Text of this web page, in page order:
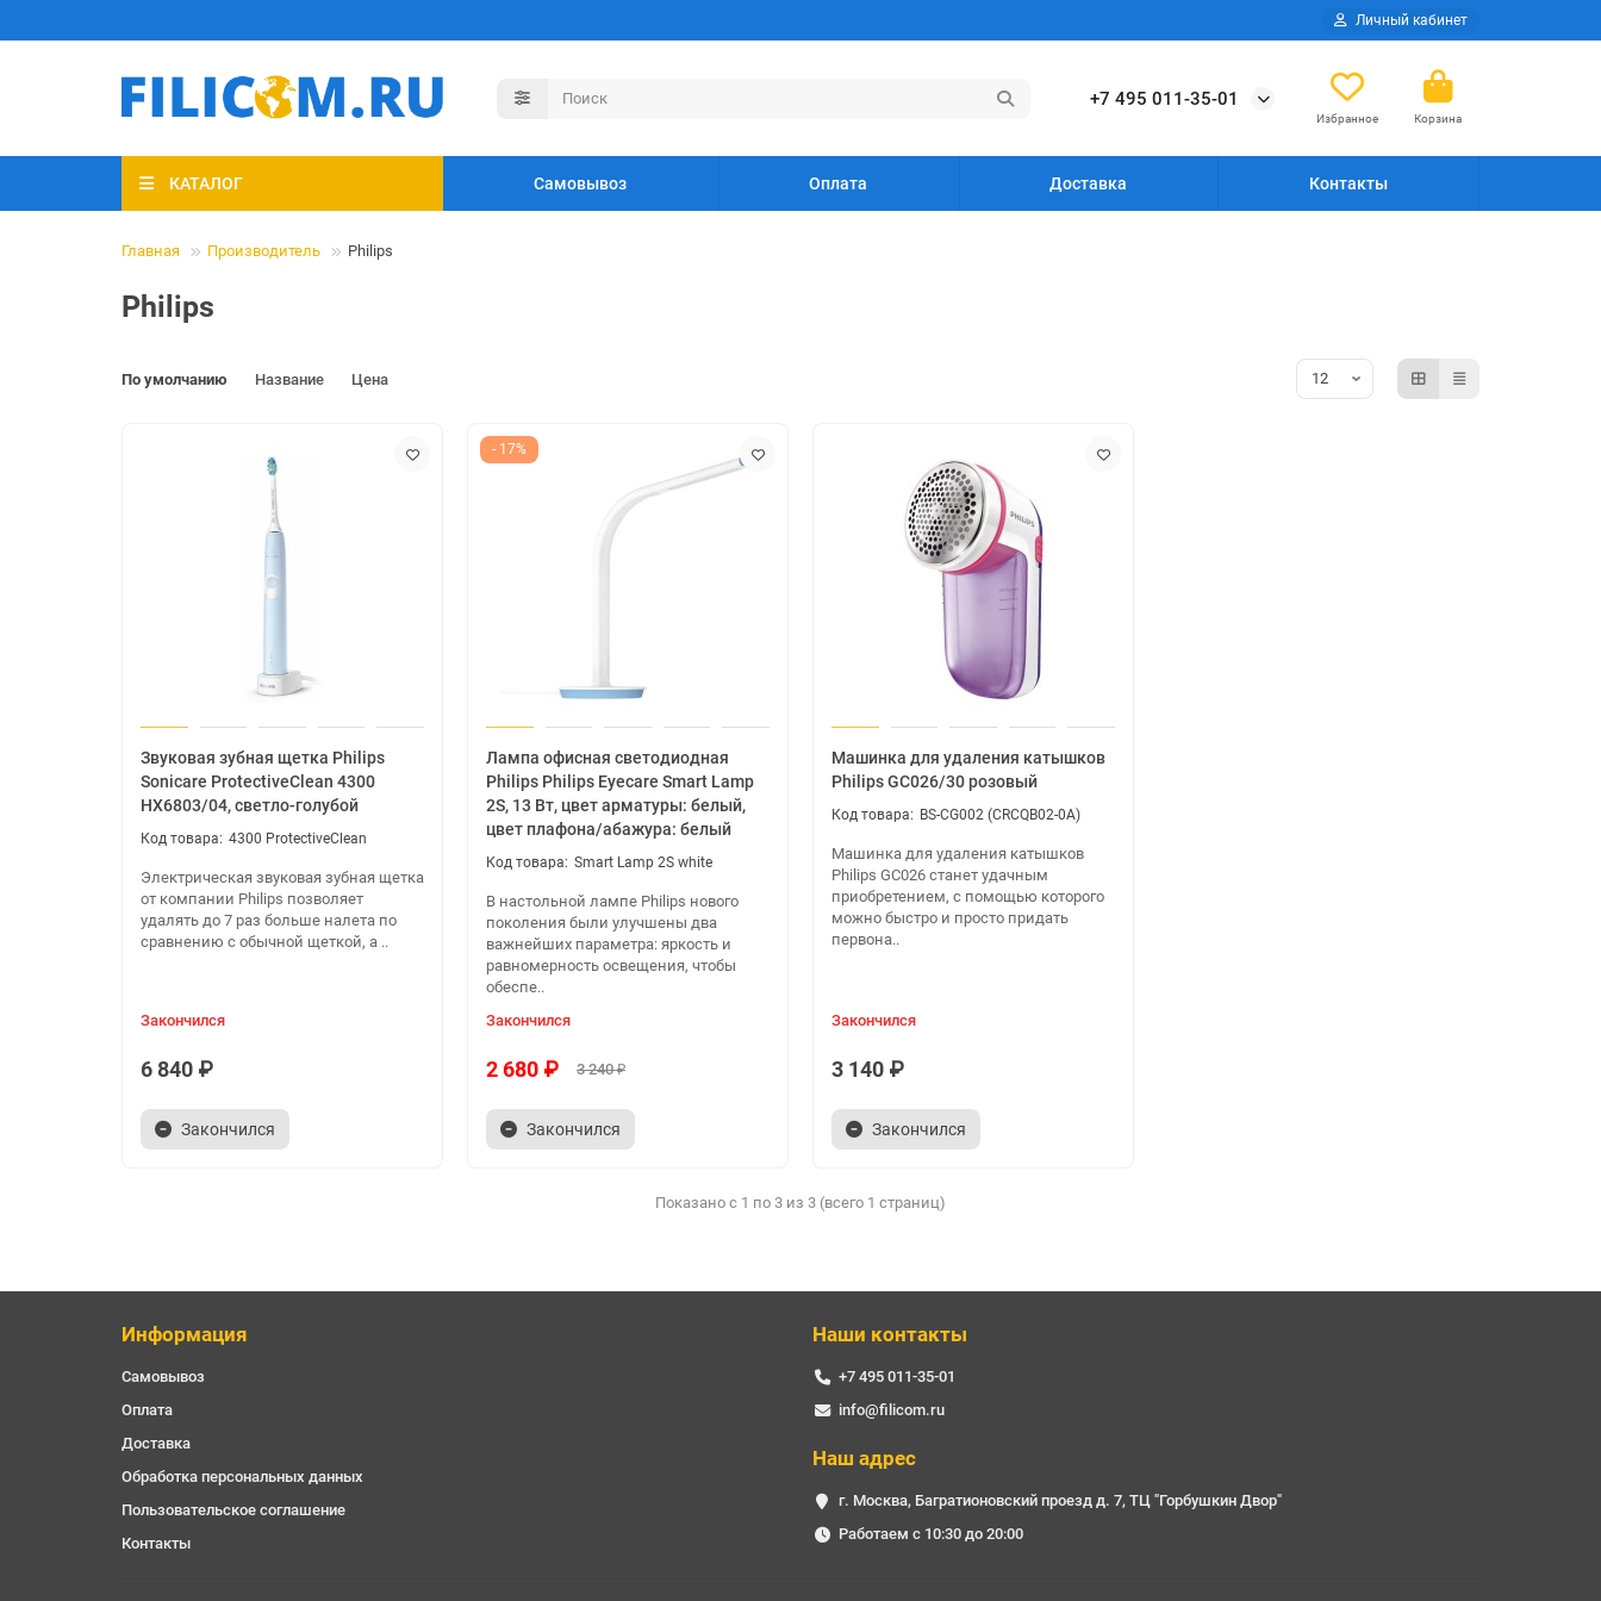
Личный кабинет
+7 495 011-35-01
Избранное Корзина
КАТАЛОГ Самовывоз Оплата Доставка Контакты
Главная Производитель Philips
Philips
По умолчанию Название Цена
Звуковая зубная щетка Philips
Sonicare ProtectiveClean 4300
HX6803/04, светло-голубой
4300 ProtectiveClean
Электрическая звуковая зубная щетка
от компании Philips позволяет
удалять до 7 раз больше налета по
сравнению с обычной щеткой, а ..
Закончился
6 840 ₽
Закончился
- 17%
Лампа офисная светодиодная
Philips Philips Eyecare Smart Lamp
2S, 13 Вт, цвет арматуры: белый,
цвет плафона/абажура: белый
Smart Lamp 2S white
В настольной лампе Philips нового
поколения были улучшены два
важнейших параметра: яркость и
равномерность освещения, чтобы
обеспе..
Закончился
2 680 ₽ 3 240 ₽
Закончился
Машинка для удаления катышков
Philips GC026/30 розовый
BS-CG002 (CRCQB02-0A)
Машинка для удаления катышков
Philips GC026 станет удачным
приобретением, с помощью которого
можно быстро и просто придать
первона..
Закончился
3 140 ₽
Закончился
Показано с 1 по 3 из 3 (всего 1 страниц)
Информация
Самовывоз
Оплата
Доставка
Обработка персональных данных
Пользовательское соглашение
Контакты
Наши контакты
+7 495 011-35-01
info@filicom.ru
Наш адрес
г. Москва, Багратионовский проезд д. 7, ТЦ "Горбушкин Двор"
Работаем с 10:30 до 20:00